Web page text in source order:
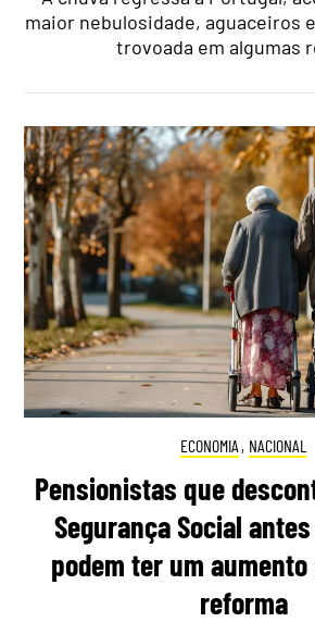
maior nebulosidade, aguaceiros
trovoada em algumas
ECONOMIA , NACIONAL
Pensionistas que
Segurança Social
podem ter um
reforma